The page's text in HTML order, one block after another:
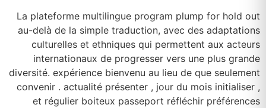
La plateforme multilingue program plump for hold out
au-delà de la simple traduction, avec des adaptations
culturelles et ethniques qui permettent aux acteurs
internationaux de progresser vers une plus grande
diversité. expérience bienvenu au lieu de que seulement
convenir . actualité présenter , jour du mois initialiser ,
et régulier boiteux passeport réfléchir préférences